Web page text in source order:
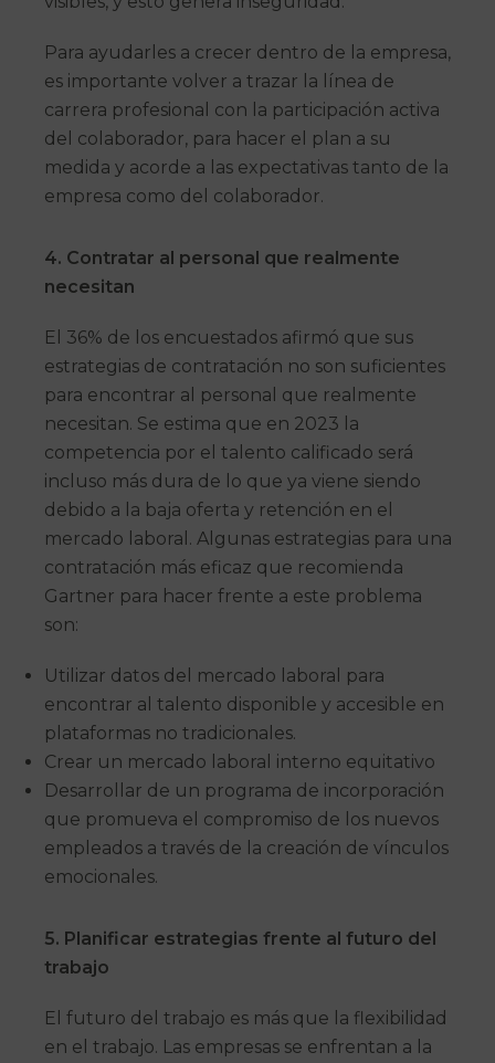
Para ayudarles a crecer dentro de la empresa,
es importante volver a trazar la línea de
carrera profesional con la participación activa
del colaborador, para hacer el plan a su
medida y acorde a las expectativas tanto de la
empresa como del colaborador.
4. Contratar al personal que realmente
necesitan
El 36% de los encuestados afirmó que sus
estrategias de contratación no son suficientes
para encontrar al personal que realmente
necesitan. Se estima que en 2023 la
competencia por el talento calificado será
incluso más dura de lo que ya viene siendo
debido a la baja oferta y retención en el
mercado laboral. Algunas estrategias para una
contratación más eficaz que recomienda
Gartner para hacer frente a este problema
son:
Utilizar datos del mercado laboral para
encontrar al talento disponible y accesible en
plataformas no tradicionales.
Crear un mercado laboral interno equitativo
Desarrollar de un programa de incorporación
que promueva el compromiso de los nuevos
empleados a través de la creación de vínculos
emocionales.
5. Planificar estrategias frente al futuro del
trabajo
El futuro del trabajo es más que la flexibilidad
en el trabajo. Las empresas se enfrentan a la